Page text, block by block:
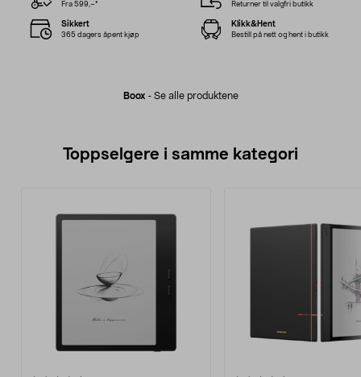
Boox- Se alle produktene
Fra 599,–* Returner til valgfri butikk
Sikkert
365 dagers åpent kjøp
Klikk&Hent
Bestill på nett og hent i butikk
Toppselgere i samme kategori